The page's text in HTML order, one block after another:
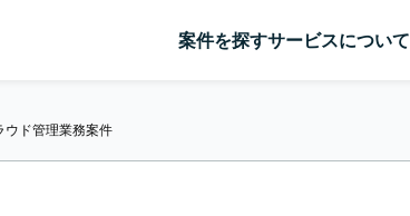
案件を探すサービスについて
ウド管理業務案件